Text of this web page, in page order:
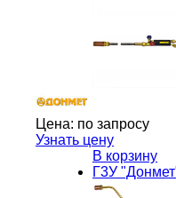
Цена: по запросу
Узнать цену
В корзину
Г3У